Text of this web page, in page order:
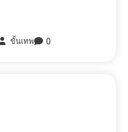
ขั้นเทพ 0